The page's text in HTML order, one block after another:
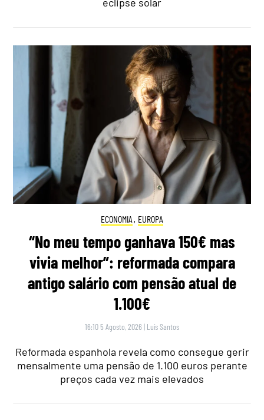
ECONOMIA , EUROPA
“No meu tempo ganhava 150€ mas
vivia melhor”: reformada compara
antigo salário com pensão atual de
1.100€
16:10 5 Agosto, 2026 | Luís Santos
Reformada espanhola revela como consegue gerir
mensalmente uma pensão de 1.100 euros perante
preços cada vez mais elevados